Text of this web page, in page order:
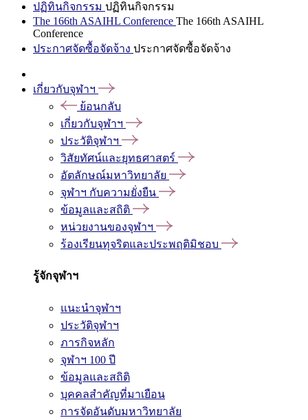
ปฏิทินกิจกรรม ปฏิทินกิจกรรม
The 166th ASAIHL Conference The 166th ASAIHL
Conference
ประกาศจัดซื้อจัดจ้าง ประกาศจัดซื้อจัดจ้าง
เกี่ยวกับจุฬาฯ
ย้อนกลับ
เกี่ยวกับจุฬาฯ
ประวัติจุฬาฯ
วิสัยทัศน์และยุทธศาสตร์
อัตลักษณ์มหาวิทยาลัย
จุฬาฯ กับความยั่งยืน
ข้อมูลและสถิติ
หน่วยงานของจุฬาฯ
ร้องเรียนทุจริตและประพฤติมิชอบ
รู้จักจุฬาฯ
แนะนำจุฬาฯ
ประวัติจุฬาฯ
ภารกิจหลัก
จุฬาฯ 100 ปี
ข้อมูลและสถิติ
บุคคลสำคัญที่มาเยือน
การจัดอันดับมหาวิทยาลัย